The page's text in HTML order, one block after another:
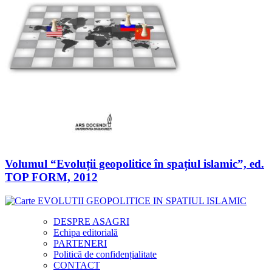
Volumul “Evoluții geopolitice în spațiul islamic”, ed.
TOP FORM, 2012
DESPRE ASAGRI
Echipa editorială
PARTENERI
Politică de confidențialitate
CONTACT